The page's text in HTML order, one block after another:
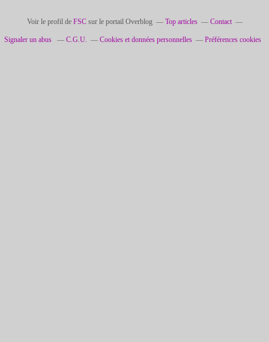
Voir le profil de FSCsur le portail Overblog Top articles Contact
Signaler un abus C.G.U. Cookies et données personnelles Préférences cookies